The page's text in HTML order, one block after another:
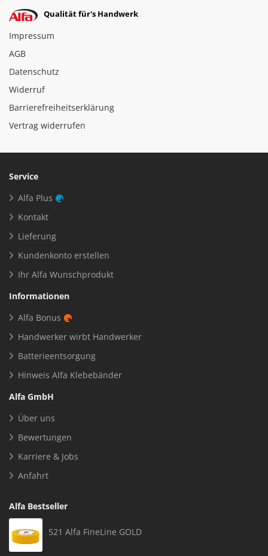
Qualität für's Handwerk
Impressum
AGB
Datenschutz
Widerruf
Barrierefreiheitserklärung
Vertrag widerrufen
Service
Alfa Plus
Kontakt
Lieferung
Kundenkonto erstellen
Ihr Alfa Wunschprodukt
Informationen
Alfa Bonus
Handwerker wirbt Handwerker
Batterieentsorgung
Hinweis Alfa Klebebänder
Alfa GmbH
Über uns
Bewertungen
Karriere & Jobs
Anfahrt
Alfa Bestseller
521 Alfa FineLine GOLD